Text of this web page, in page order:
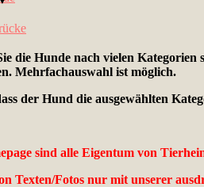
die Hunde nach vielen
Mehrfachauswahl ist möglich.
der Hund die ausgewählten
sind alle Eigentum von
Texten/Fotos nur mit unserer